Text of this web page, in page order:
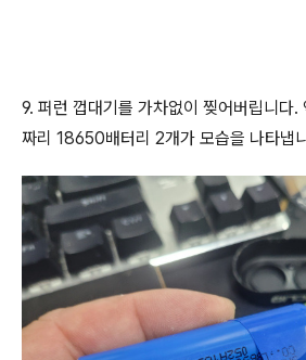
9. 퍼런 껍대기를 가차없이 찢어버립니
짜리 18650배터리 2개가 모습을 나타냅